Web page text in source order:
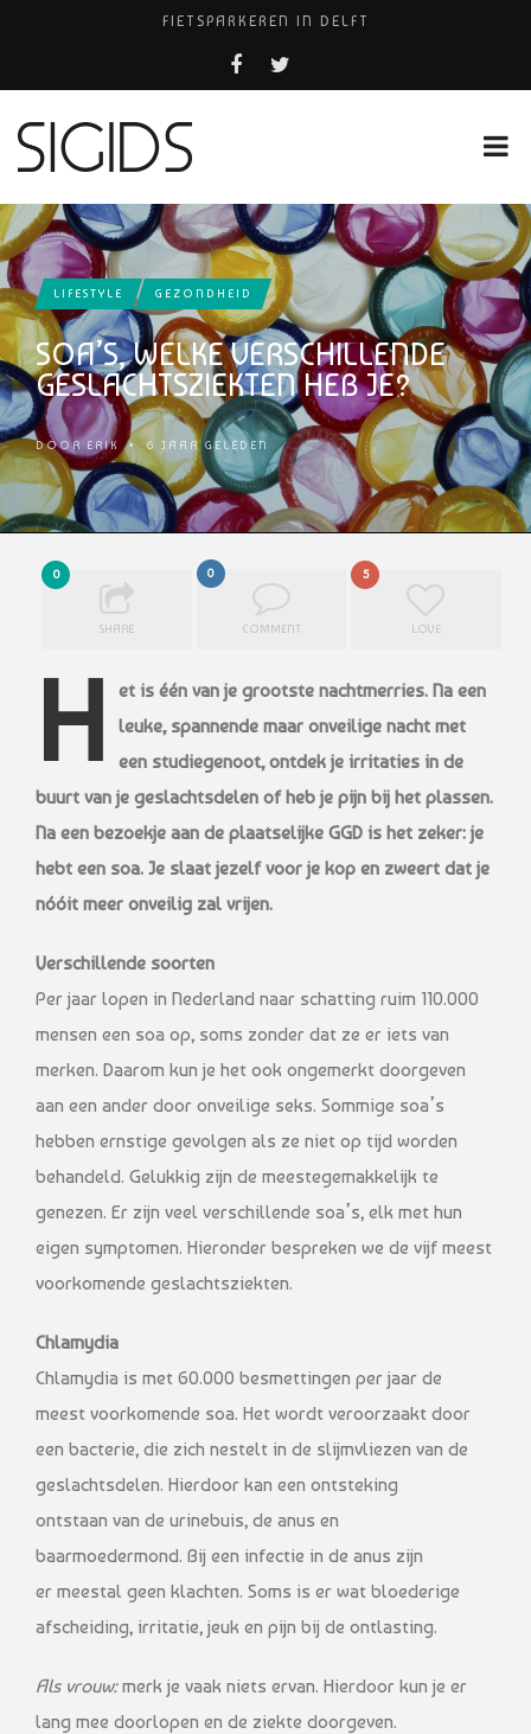
FIETSPARKEREN IN DELFT
PIZZERIA POMPEÏ ￼
COCKTAILS ON THE SPOT!
LIFESTYLE GEZONDHEID
SOA’S, WELKE VERSCHILLENDE
GESLACHTSZIEKTEN HEB JE?
DOOR ERIK •6 JAAR GELEDEN
0
SHARE
0
COMMENT
5
LOVE
H
et is één van je grootste nachtmerries. Na een
leuke, spannende maar onveilige nacht met
een studiegenoot, ontdek je irritaties in de
buurt van je geslachtsdelen of heb je pijn bij het plassen.
Na een bezoekje aan de plaatselijke GGD is het zeker: je
hebt een soa. Je slaat jezelf voor je kop en zweert dat je
nóóit meer onveilig zal vrijen.
Verschillende soorten
Per jaar lopen in Nederland naar schatting ruim 110.000
mensen een soa op, soms zonder dat ze er iets van
merken. Daarom kun je het ook ongemerkt doorgeven
aan een ander door onveilige seks. Sommige soa’s
hebben ernstige gevolgen als ze niet op tijd worden
behandeld. Gelukkig zijn de meestegemakkelijk te
genezen. Er zijn veel verschillende soa’s, elk met hun
eigen symptomen. Hieronder bespreken we de vijf meest
voorkomende geslachtsziekten.
Chlamydia
Chlamydia is met 60.000 besmettingen per jaar de
meest voorkomende soa. Het wordt veroorzaakt door
een bacterie, die zich nestelt in de slijmvliezen van de
geslachtsdelen. Hierdoor kan een ontsteking
ontstaan van de urinebuis, de anus en
baarmoedermond. Bij een infectie in de anus zijn
er meestal geen klachten. Soms is er wat bloederige
afscheiding, irritatie, jeuk en pijn bij de ontlasting.
Als vrouw:merk je vaak niets ervan. Hierdoor kun je er
lang mee doorlopen en de ziekte doorgeven.